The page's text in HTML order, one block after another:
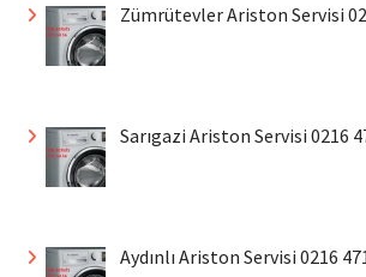
Zümrütevler Ariston Servisi
Sarıgazi Ariston Servisi 0216
Aydınlı Ariston Servisi 0216